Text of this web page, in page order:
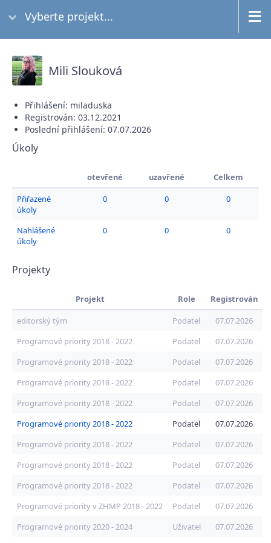
Vyberte projekt...
Mili Slouková
Přihlášení: miladuska
Registrován: 03.12.2021
Poslední přihlášení: 07.07.2026
Úkoly
otevřené uzavřené
Celkem
Přiřazené
úkoly
0 0 0
Nahlášené
úkoly
0 0 0
Projekty
Projekt Role
Registrován
editorský tým
Podatel
07.07.2026
Programové priority 2018 - 2022
Podatel
07.07.2026
Programové priority 2018 - 2022
Podatel
07.07.2026
Programové priority 2018 - 2022
Podatel
07.07.2026
Programové priority 2018 - 2022
Podatel
07.07.2026
Programové priority 2018 - 2022
Podatel
07.07.2026
Programové priority 2018 - 2022
Podatel
07.07.2026
Programové priority 2018 - 2022
Podatel
07.07.2026
Programové priority 2018 - 2022
Podatel
07.07.2026
Programové priority v ZHMP 2018 - 2022
Podatel
07.07.2026
Programové priority 2020 - 2024
Uživatel
07.07.2026